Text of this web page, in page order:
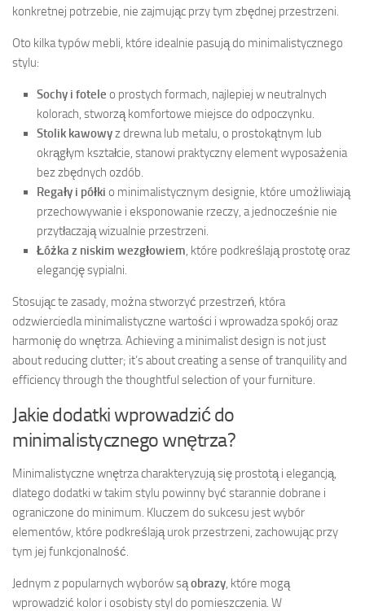
konkretnej potrzebie, nie zajmując przy tym zbędnej przestrzeni.
Oto kilka typów mebli, które idealnie pasują do minimalistycznego
stylu:
Sochy i fotele o prostych formach, najlepiej w neutralnych
kolorach, stworzą komfortowe miejsce do odpoczynku.
Stolik kawowyz drewna lub metalu, o prostokątnym lub
okrągłym kształcie, stanowi praktyczny element wyposażenia
bez zbędnych ozdób.
Regały i półki o minimalistycznym designie, które umożliwiają
przechowywanie i eksponowanie rzeczy, a jednocześnie nie
przytłaczają wizualnie przestrzeni.
Łóżka z niskim wezgłowiem , które podkreślają prostotę oraz
elegancję sypialni.
Stosując te zasady, można stworzyć przestrzeń, która
odzwierciedla minimalistyczne wartości i wprowadza spokój oraz
harmonię do wnętrza. Achieving a minimalist design is not just
about reducing clutter; it’s about creating a sense of tranquility and
efficiency through the thoughtful selection of your furniture.
Jakie dodatki wprowadzić do
minimalistycznego wnętrza?
Minimalistyczne wnętrza charakteryzują się prostotą i elegancją,
dlatego dodatki w takim stylu powinny być starannie dobrane i
ograniczone do minimum. Kluczem do sukcesu jest wybór
elementów, które podkreślają urok przestrzeni, zachowując przy
tym jej funkcjonalność.
Jednym z popularnych wyborów sąobrazy , które mogą
wprowadzić kolor i osobisty styl do pomieszczenia. W